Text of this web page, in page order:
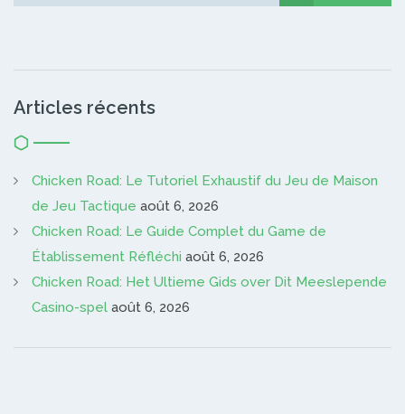
Articles récents
Chicken Road: Le Tutoriel Exhaustif du Jeu de Maison
de Jeu Tactique août 6, 2026
Chicken Road: Le Guide Complet du Game de
Établissement Réfléchi août 6, 2026
Chicken Road: Het Ultieme Gids over Dit Meeslepende
Casino-spel août 6, 2026